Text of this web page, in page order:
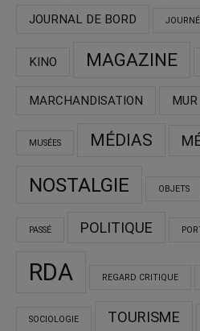
JOURNAL DE BORD
KINO MAGAZINE
MARCHANDISATION MUR
MUSÉES MÉDIAS
NOSTALGIE OBJETS
PASSÉ POLITIQUE
RDA REGARD CRITIQUE
SOCIOLOGIE TOURISME